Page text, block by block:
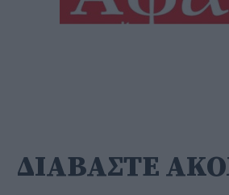
ΔΙΑΒΑΣΤΕ